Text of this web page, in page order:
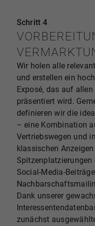
Schritt 4
Wir holen alle
und erstellen ein
Exposé, das auf
präsentiert wird.
definieren wir die
– eine Kombination
Vertriebswegen und
klassischen
Social-Media-
Dank unserer
zunächst